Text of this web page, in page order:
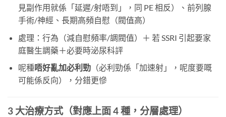
見副作用就係「延遲/射唔到」，同 PE 相反）、前列腺
手術/神經、長期高頻自慰（閥值高）
處理：行為（減自慰頻率/調閥值）＋ 若 SSRI 引起要家
庭醫生調藥＋必要時泌尿科評
呢種唔好亂加必利勁（必利勁係「加速射」，呢度要嘅
可能係反向），分錯更慘
3 大治療方式（對應上面 4 種，分層處理）